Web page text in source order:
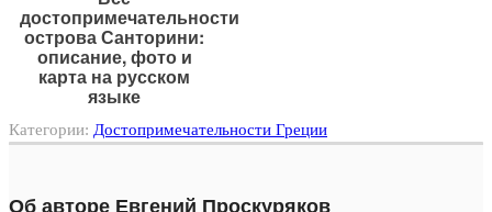
достопримечательности
острова Санторини:
описание, фото и
карта на русском
языке
Категории: Достопримечательности Греции
Об авторе Евгений Проскуряков